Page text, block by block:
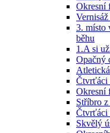
Okresní
3. místo
běhu
1.A si
Opačný
Čtvrťáci
Okresní
Stříbro
Čtvrťáci
Skvělý